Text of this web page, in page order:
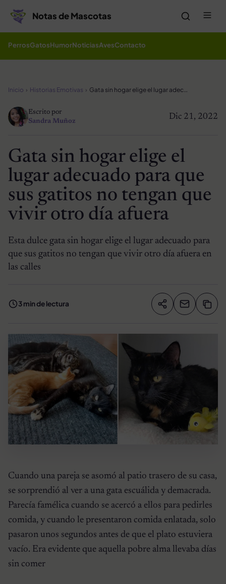
Notas de Mascotas
PerrosGatosHumorNoticiasAvesContacto
Inicio Historias Emotivas Gata sin hogar elige el lugar adecuado para que sus gatitos no tengan que vivir otro día afuera
Dic 21, 2022
Escrito por
Sandra Muñoz
Gata sin hogar elige el
lugar adecuado para que
sus gatitos no tengan que
vivir otro día afuera
Esta dulce gata sin hogar elige el lugar adecuado para
que sus gatitos no tengan que vivir otro día afuera en
las calles
3 min de lectura Compartir
Cuando una pareja se asomó al patio trasero de su casa,
se sorprendió al ver a una gata escuálida y demacrada.
Parecía famélica cuando se acercó a ellos para pedirles
comida, y cuando le presentaron comida enlatada, solo
pasaron unos segundos antes de que el plato estuviera
vacío. Era evidente que aquella pobre alma llevaba días
sin comer